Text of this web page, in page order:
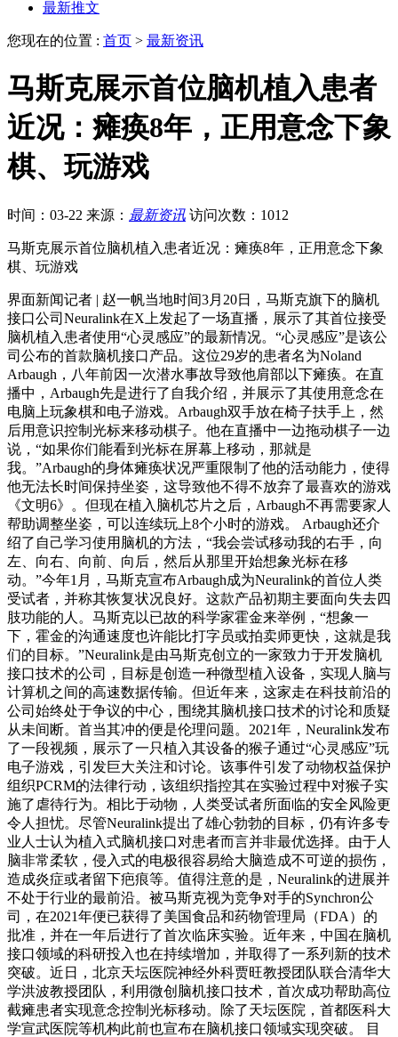
最新推文
您现在的位置 : 首页 > 最新资讯
马斯克展示首位脑机植入患者
近况：瘫痪8年，正用意念下象
棋、玩游戏
时间：03-22 来源： 最新资讯 访问次数：1012
马斯克展示首位脑机植入患者近况：瘫痪8年，正用意念下象
棋、玩游戏
界面新闻记者 | 赵一帆当地时间3月20日，马斯克旗下的脑机
接口公司Neuralink在X上发起了一场直播，展示了其首位接受
脑机植入患者使用“心灵感应”的最新情况。“心灵感应”是该公
司公布的首款脑机接口产品。这位29岁的患者名为Noland
Arbaugh，八年前因一次潜水事故导致他肩部以下瘫痪。在直
播中，Arbaugh先是进行了自我介绍，并展示了其使用意念在
电脑上玩象棋和电子游戏。Arbaugh双手放在椅子扶手上，然
后用意识控制光标来移动棋子。他在直播中一边拖动棋子一边
说，“如果你们能看到光标在屏幕上移动，那就是
我。”Arbaugh的身体瘫痪状况严重限制了他的活动能力，使得
他无法长时间保持坐姿，这导致他不得不放弃了最喜欢的游戏
《文明6》。但现在植入脑机芯片之后，Arbaugh不再需要家人
帮助调整坐姿，可以连续玩上8个小时的游戏。 Arbaugh还介
绍了自己学习使用脑机的方法，“我会尝试移动我的右手，向
左、向右、向前、向后，然后从那里开始想象光标在移
动。”今年1月，马斯克宣布Arbaugh成为Neuralink的首位人类
受试者，并称其恢复状况良好。这款产品初期主要面向失去四
肢功能的人。马斯克以已故的科学家霍金来举例，“想象一
下，霍金的沟通速度也许能比打字员或拍卖师更快，这就是我
们的目标。”Neuralink是由马斯克创立的一家致力于开发脑机
接口技术的公司，目标是创造一种微型植入设备，实现人脑与
计算机之间的高速数据传输。但近年来，这家走在科技前沿的
公司始终处于争议的中心，围绕其脑机接口技术的讨论和质疑
从未间断。首当其冲的便是伦理问题。2021年，Neuralink发布
了一段视频，展示了一只植入其设备的猴子通过“心灵感应”玩
电子游戏，引发巨大关注和讨论。该事件引发了动物权益保护
组织PCRM的法律行动，该组织指控其在实验过程中对猴子实
施了虐待行为。相比于动物，人类受试者所面临的安全风险更
令人担忧。尽管Neuralink提出了雄心勃勃的目标，仍有许多专
业人士认为植入式脑机接口对患者而言并非最优选择。由于人
脑非常柔软，侵入式的电极很容易给大脑造成不可逆的损伤，
造成炎症或者留下疤痕等。值得注意的是，Neuralink的进展并
不处于行业的最前沿。被马斯克视为竞争对手的Synchron公
司，在2021年便已获得了美国食品和药物管理局（FDA）的
批准，并在一年后进行了首次临床实验。近年来，中国在脑机
接口领域的科研投入也在持续增加，并取得了一系列新的技术
突破。近日，北京天坛医院神经外科贾旺教授团队联合清华大
学洪波教授团队，利用微创脑机接口技术，首次成功帮助高位
截瘫患者实现意念控制光标移动。除了天坛医院，首都医科大
学宣武医院等机构此前也宣布在脑机接口领域实现突破。 目